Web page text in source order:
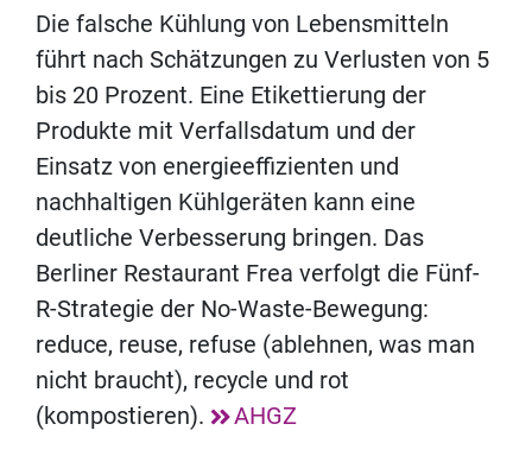
Die falsche Kühlung von Lebensmitteln
führt nach Schätzungen zu Verlusten von 5
bis 20 Prozent. Eine Etikettierung der
Produkte mit Verfallsdatum und der
Einsatz von energieeffizienten und
nachhaltigen Kühlgeräten kann eine
deutliche Verbesserung bringen. Das
Berliner Restaurant Frea verfolgt die Fünf-
R-Strategie der No-Waste-Bewegung:
reduce, reuse, refuse (ablehnen, was man
nicht braucht), recycle und rot
(kompostieren).
AHGZ